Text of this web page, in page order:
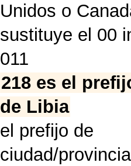
Unidos o
sustituye el 00
011
218 es el
de Libia
el prefijo de
ciudad/